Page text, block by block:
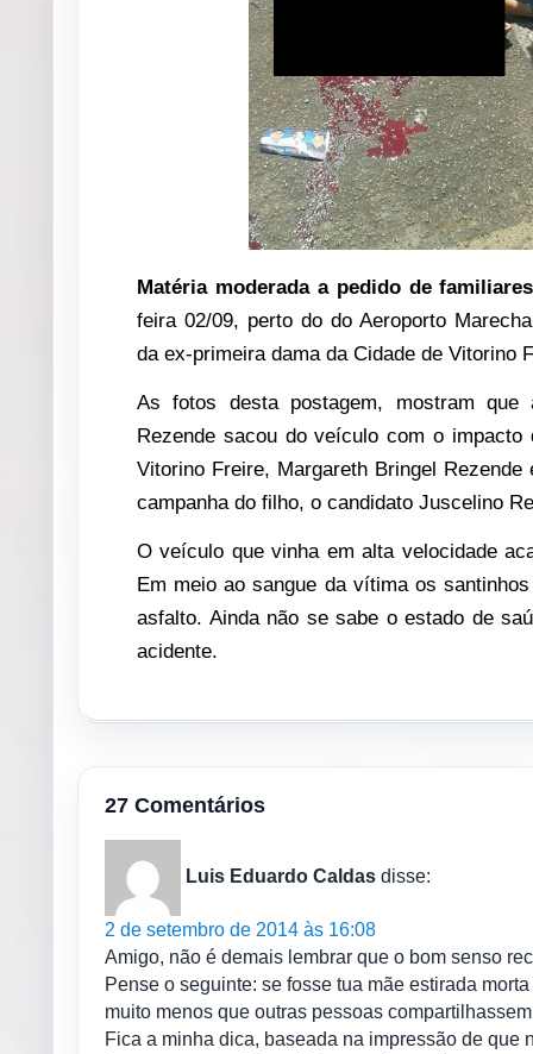
Matéria moderada a pedido de
feira 02/09, perto do do Aeroporto
da ex-primeira dama da Cidade de Vitorino
As fotos desta postagem, mostram
Rezende sacou do veículo com o
Vitorino Freire, Margareth Bringel
campanha do filho, o candidato Juscelino
O veículo que vinha em alta velocidade
Em meio ao sangue da vítima os
asfalto. Ainda não se sabe o estado de
acidente.
27 Comentários
Luis Eduardo Caldas disse:
2 de setembro de 2014 às 16:08
Amigo, não é demais lembrar que o bom senso
Pense o seguinte: se fosse tua mãe estirada
muito menos que outras pessoas
Fica a minha dica, baseada na impressão de